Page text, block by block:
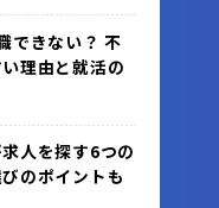
できない？ 不
理由と就活の
人を探す6つの
のポイントも